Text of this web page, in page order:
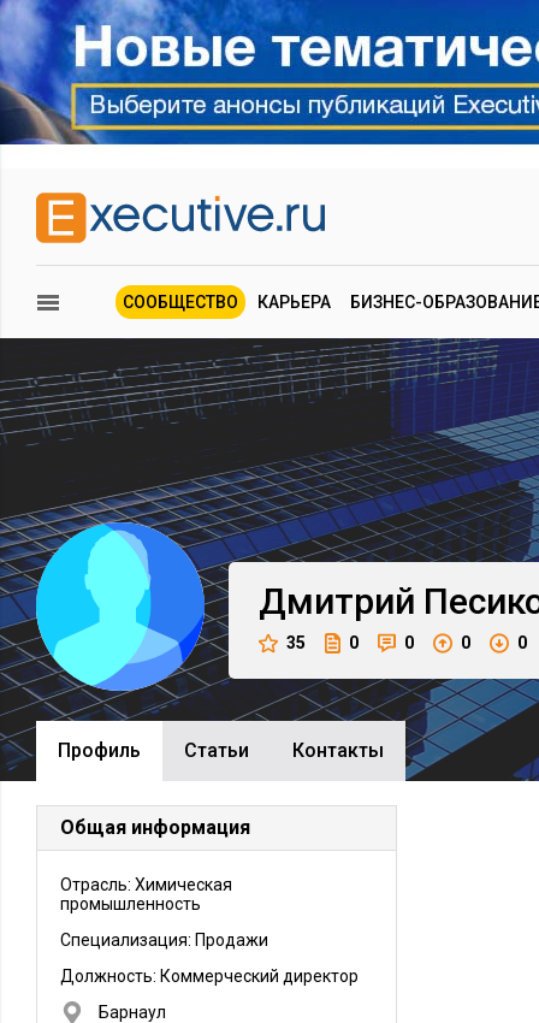
СООБЩЕСТВО КАРЬЕРА БИЗНЕС-
Дмитрий
35 0 0 0 0
Профиль Cтатьи Контакты
Общая информация
Отрасль: Химическая
промышленность
Специализация: Продажи
Должность: Коммерческий директор
Барнаул